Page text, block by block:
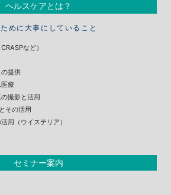
ヘルスケアとは？
めに大事にしていること
など）
提供
療
撮影と活用
その活用
用（ウイステリア）
セミナー案内